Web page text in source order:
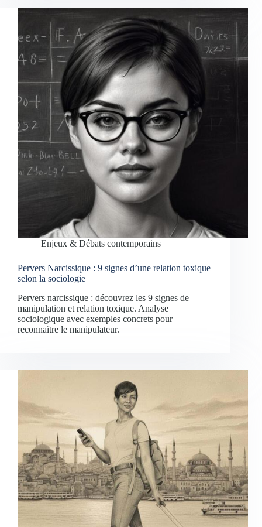
Enjeux & Débats contemporains
Pervers Narcissique : 9 signes d’une relation toxique
selon la sociologie
Pervers narcissique : découvrez les 9 signes de
manipulation et relation toxique. Analyse
sociologique avec exemples concrets pour
reconnaître le manipulateur.